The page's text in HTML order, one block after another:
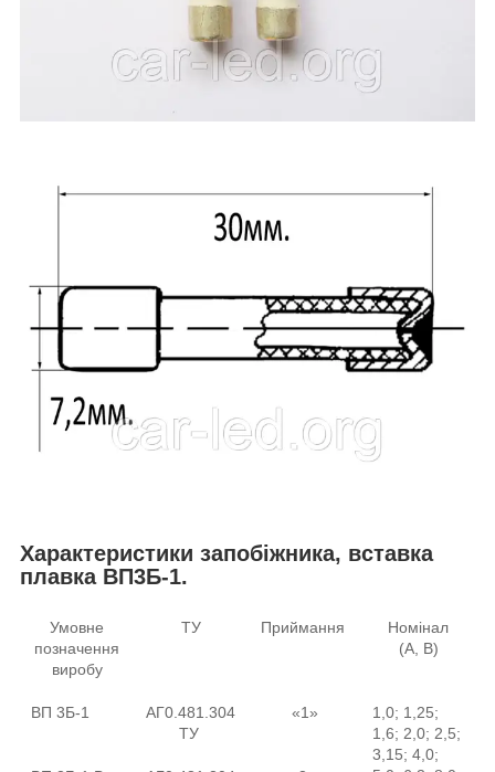
Характеристики запобіжника, вставка
плавка ВП3Б-1.
Умовне
позначення
виробу
ТУ Приймання
Номінал
(А, В)
ВП 3Б-1
АГ0.481.304
ТУ
«1»
1,0; 1,25;
1,6; 2,0; 2,5;
3,15; 4,0;